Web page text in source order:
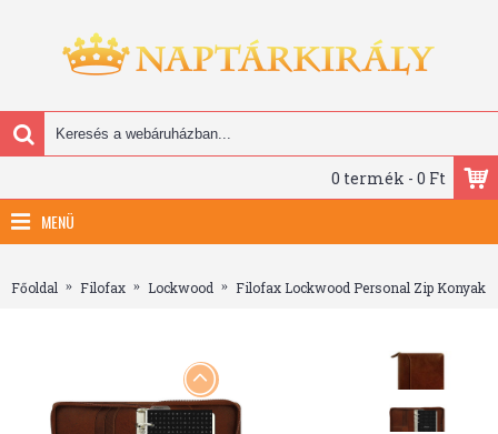
0 termék - 0 Ft
MENÜ
Főoldal Filofax Lockwood Filofax Lockwood Personal Zip Konyak